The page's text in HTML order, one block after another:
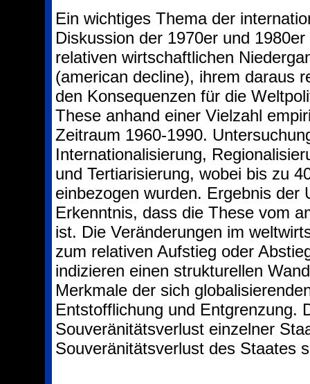
Ein wichtiges Thema der
Diskussion der 1970er und
relativen wirtschaftlichen
(american decline), ihrem daraus
den Konsequenzen für die
These anhand einer Vielzahl
Zeitraum 1960-1990.
Internationalisierung,
und Tertiarisierung, wobei bis zu
einbezogen wurden. Ergebnis der
Erkenntnis, dass die These vom
ist. Die Veränderungen im
zum relativen Aufstieg oder
indizieren einen strukturellen
Merkmale der sich
Entstofflichung und Entgrenzung.
Souveränitätsverlust einzelner
Souveränitätsverlust des Staates